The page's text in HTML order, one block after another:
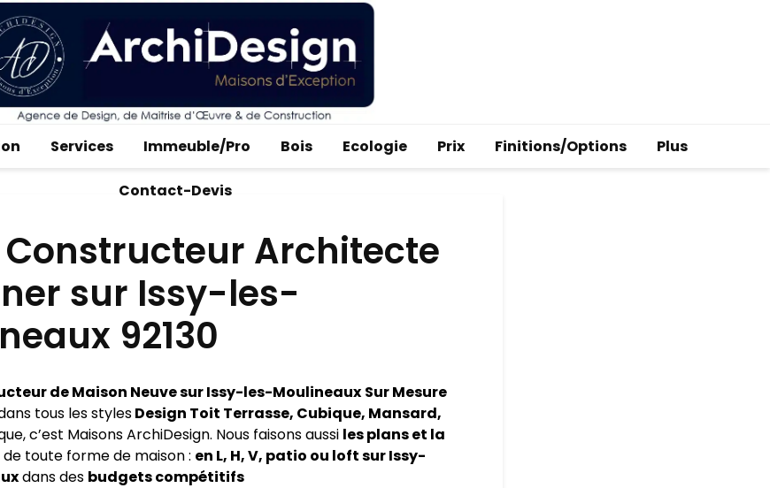
Services Immeuble/Pro Bois Ecologie Prix Finitions/Options Plus
Contact-Devis
Architecte
sur Issy-les-
92130
de Maison Neuve sur Issy-les-Moulineaux Sur Mesure
tous les stylesDesign Toit Terrasse, Cubique, Mansard,
c’est Maisons ArchiDesign. Nous faisons aussi les plans et la
de toute forme de maison : en L, H, V, patio ou loft sur Issy-
dans des budgets compétitifs